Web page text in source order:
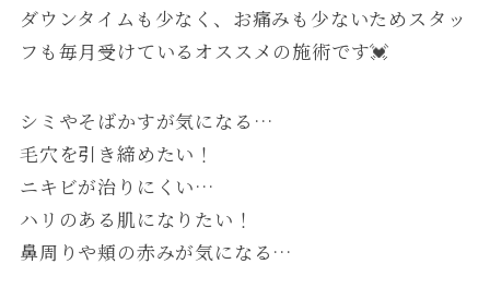
ダウンタイムも少なく、お痛みも少ないためスタッ
フも毎月受けているオススメの施術です💓
シミやそばかすが気になる…
毛穴を引き締めたい！
ニキビが治りにくい…
ハリのある肌になりたい！
鼻周りや頬の赤みが気になる…